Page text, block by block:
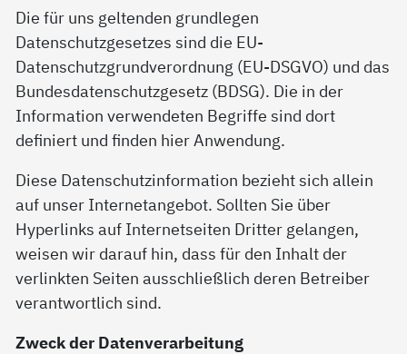
Die für uns geltenden grundlegen
Datenschutzgesetzes sind die EU-
Datenschutzgrundverordnung (EU-DSGVO) und das
Bundesdatenschutzgesetz (BDSG). Die in der
Information verwendeten Begriffe sind dort
definiert und finden hier Anwendung.
Diese Datenschutzinformation bezieht sich allein
auf unser Internetangebot. Sollten Sie über
Hyperlinks auf Internetseiten Dritter gelangen,
weisen wir darauf hin, dass für den Inhalt der
verlinkten Seiten ausschließlich deren Betreiber
verantwortlich sind.
Zweck der Datenverarbeitung